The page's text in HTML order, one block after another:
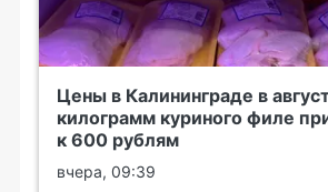
Цены в Калининграде в
килограмм куриного филе
к 600 рублям
вчера, 09:39